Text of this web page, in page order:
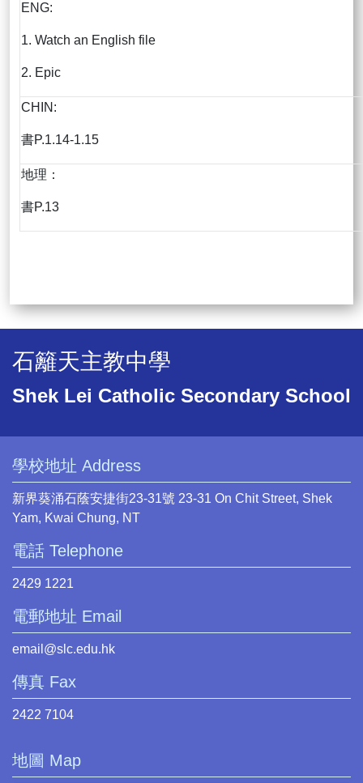
ENG:
1. Watch an English file
2. Epic
CHIN:
書P.1.14-1.15
地理：
書P.13
石籬天主教中學
Shek Lei Catholic Secondary School
學校地址 Address
新界葵涌石蔭安捷街23-31號 23-31 On Chit Street, Shek
Yam, Kwai Chung, NT
電話 Telephone
2429 1221
電郵地址 Email
email@slc.edu.hk
傳真 Fax
2422 7104
地圖 Map